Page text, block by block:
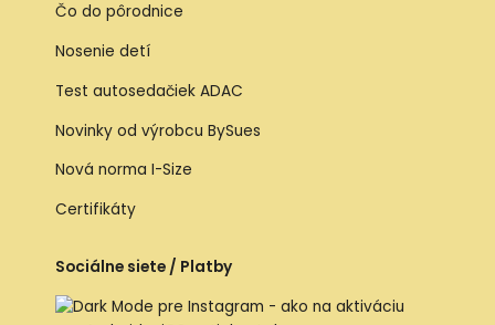
Čo do pôrodnice
Nosenie detí
Test autosedačiek ADAC
Novinky od výrobcu BySues
Nová norma I-Size
Certifikáty
Sociálne siete / Platby